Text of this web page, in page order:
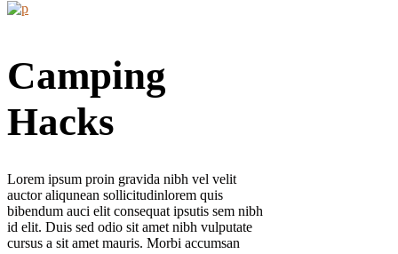
Camping
Hacks
Lorem ipsum proin gravida nibh vel velit
auctor aliqunean sollicitudinlorem quis
bibendum auci elit consequat ipsutis sem nibh
id elit. Duis sed odio sit amet nibh vulputate
cursus a sit amet mauris. Morbi accumsan